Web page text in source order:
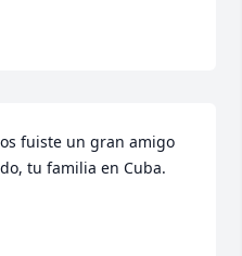
fuiste un gran amigo
tu familia en Cuba.